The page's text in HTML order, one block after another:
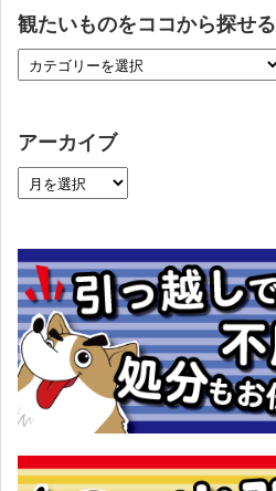
観たいものをココから探せる
アーカイブ